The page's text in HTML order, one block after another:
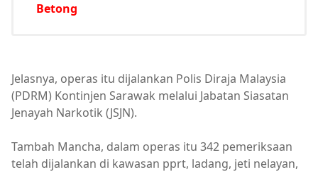
Betong
Jelasnya, operas itu dijalankan Polis Diraja Malaysia
(PDRM) Kontinjen Sarawak melalui Jabatan Siasatan
Jenayah Narkotik (JSJN).
Tambah Mancha, dalam operas itu 342 pemeriksaan
telah dijalankan di kawasan pprt, ladang, jeti nelayan,